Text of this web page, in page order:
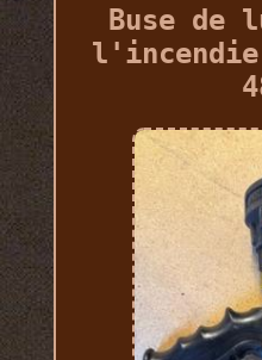
Buse de
l'incendie